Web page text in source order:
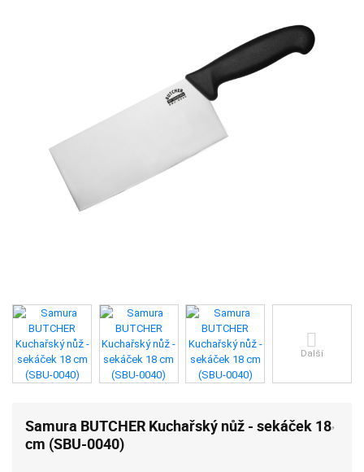
Další
Samura BUTCHER Kuchařský nůž - sekáček 18
cm (SBU-0040)